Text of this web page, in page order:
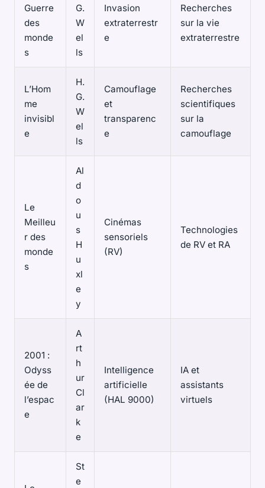
Guerre
des
monde
s
G.
W
el
ls
Invasion
extraterrestr
e
Recherches
sur la vie
extraterrestre
L’Hom
me
invisibl
e
H.
G.
W
el
ls
Camouflage
et
transparenc
e
Recherches
scientifiques
sur la
camouflage
Le
Meilleu
r des
monde
s
Al
d
o
u
s
H
u
xl
e
y
Cinémas
sensoriels
(RV)
Technologies
de RV et RA
2001 :
Odyss
ée de
l’espac
e
A
rt
h
ur
Cl
ar
k
e
Intelligence
artificielle
(HAL 9000)
IA et
assistants
virtuels
St
e